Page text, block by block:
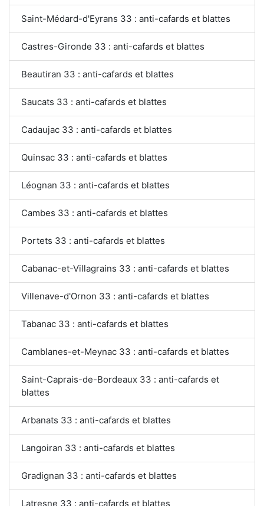
Saint-Médard-d'Eyrans 33 : anti-cafards et blattes
Castres-Gironde 33 : anti-cafards et blattes
Beautiran 33 : anti-cafards et blattes
Saucats 33 : anti-cafards et blattes
Cadaujac 33 : anti-cafards et blattes
Quinsac 33 : anti-cafards et blattes
Léognan 33 : anti-cafards et blattes
Cambes 33 : anti-cafards et blattes
Portets 33 : anti-cafards et blattes
Cabanac-et-Villagrains 33 : anti-cafards et blattes
Villenave-d'Ornon 33 : anti-cafards et blattes
Tabanac 33 : anti-cafards et blattes
Camblanes-et-Meynac 33 : anti-cafards et blattes
Saint-Caprais-de-Bordeaux 33 : anti-cafards et
blattes
Arbanats 33 : anti-cafards et blattes
Langoiran 33 : anti-cafards et blattes
Gradignan 33 : anti-cafards et blattes
Latresne 33 : anti-cafards et blattes